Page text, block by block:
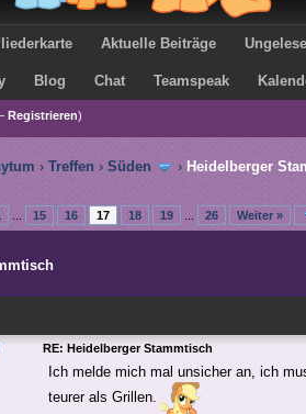
Aktuelle Beiträge
Blog Chat Teamspeak
Registrieren)
› Treffen › Süden › Heidelberger
15 16 17 18 19 26 Weiter »
RE: Heidelberger Stammtisch
Ich melde mich mal unsicher an, ich
teurer als Grillen.